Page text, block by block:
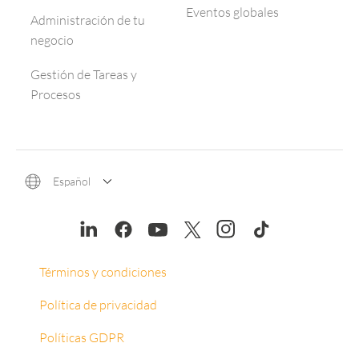
Administración de tu
negocio
Gestión de Tareas y
Procesos
Eventos globales
Español
Términos y condiciones
Política de privacidad
Políticas GDPR